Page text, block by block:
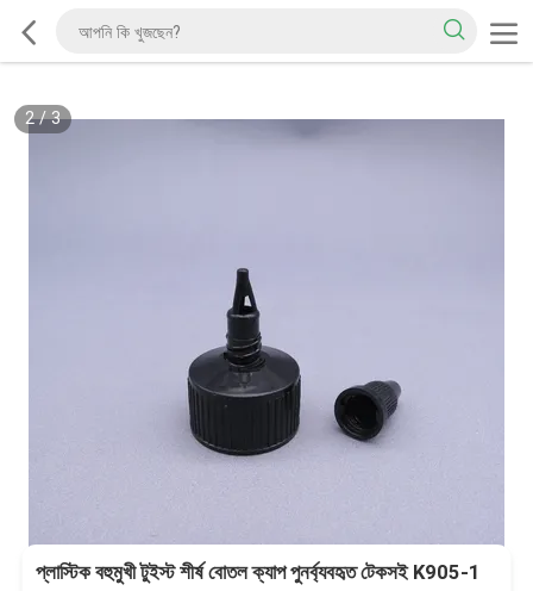
2/3
প্লাস্টিক বহুমুখী টুইস্ট শীর্ষ বোতল ক্যাপ পুনর্ব্যবহৃত টেকসই K905-1